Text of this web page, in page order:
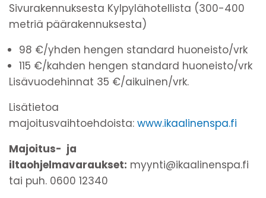
Sivurakennuksesta Kylpylähotellista (300-400
metriä päärakennuksesta)
98 €/yhden hengen standard huoneisto/vrk
115 €/kahden hengen standard huoneisto/vrk
Lisävuodehinnat 35 €/aikuinen/vrk.
Lisätietoa
majoitusvaihtoehdoista: www.ikaalinenspa.fi
Majoitus- ja
iltaohjelmavaraukset: myynti@ikaalinenspa.fi
tai puh. 0600 12340